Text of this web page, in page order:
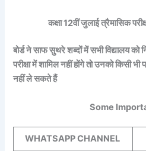
कक्षा 12वीं जुलाई त्रैमासिक
बोर्ड ने साफ सुथरे शब्दों में सभी विद्यालय को
परीक्षा में शामिल नहीं होंगे तो उनको किसी भी
नहीं ले सकते हैं
Some
WHATSAPP CHANNEL